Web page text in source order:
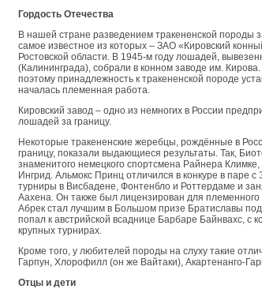
Гордость Отечества
В нашей стране разведением тракененской породы
самое известное из которых – ЗАО «Кировский
Ростовской области. В 1945-м году лошадей,
(Калининграда), собрали в конном заводе им.
поэтому принадлежность к тракененской породе
началась племенная работа.
Кировский завод – одно из немногих в России
лошадей за границу.
Некоторые тракененские жеребцы, рождённые в
границу, показали выдающиеся результаты. Так,
знаменитого немецкого спортсмена Райнера
Ингрид. Альмокс Принц отличился в конкуре в паре
турниры в Висбадене, Фонтенбло и Роттердаме и
Аахена. Он также был лицензирован для
Абрек стал лучшим в Большом призе Братиславы
попал к австрийской всаднице Барбаре Байнвахс, с
крупных турнирах.
Кроме того, у любителей породы на слуху такие
Гарпун, Хлорофилл (он же Вайтаки), Акартенанго-
Отцы и дети